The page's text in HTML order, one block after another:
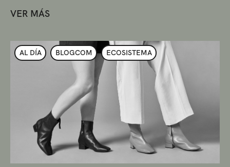
VER MÁS
AL DÍA BLOGCOM ECOSISTEMA